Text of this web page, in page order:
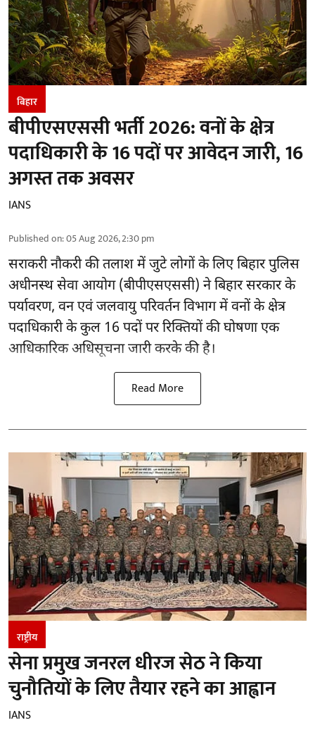
बिहार
बीपीएसएससी भर्ती 2026: वनों के क्षेत्र
पदाधिकारी के 16 पदों पर आवेदन जारी, 16
अगस्त तक अवसर
IANS
Published on:05 Aug 2026, 2:30 pm
सराकरी नौकरी की तलाश में जुटे लोगों के लिए बिहार पुलिस
अधीनस्थ सेवा आयोग (बीपीएसएससी) ने बिहार सरकार के
पर्यावरण, वन एवं जलवायु परिवर्तन विभाग में वनों के क्षेत्र
पदाधिकारी के कुल 16 पदों पर रिक्तियों की घोषणाएक
आधिकारिक अधिसूचना जारी करके की है।
Read More
राष्ट्रीय
सेना प्रमुख जनरल धीरज सेठ ने किया
चुनौतियों के लिए तैयार रहने का आह्वान
IANS